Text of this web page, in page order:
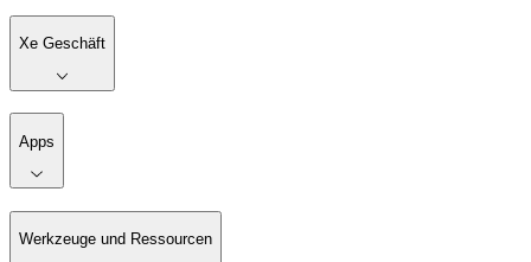
Xe Geschäft
Apps
Werkzeuge und Ressourcen